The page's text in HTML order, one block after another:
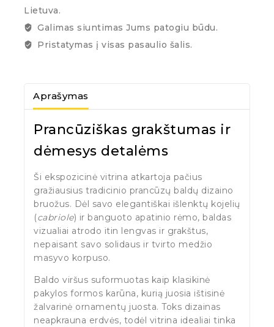
Lietuva.
Galimas siuntimas Jums patogiu būdu.
Pristatymas į visas pasaulio šalis.
Aprašymas
Prancūziškas grakštumas ir
dėmesys detalėms
Ši ekspozicinė vitrina atkartoja pačius
gražiausius tradicinio prancūzų baldų dizaino
bruožus. Dėl savo elegantiškai išlenktų kojelių
(cabriole) ir banguoto apatinio rėmo, baldas
vizualiai atrodo itin lengvas ir grakštus,
nepaisant savo solidaus ir tvirto medžio
masyvo korpuso.
Baldo viršus suformuotas kaip klasikinė
pakylos formos karūna, kurią juosia ištisinė
žalvarinė ornamentų juosta. Toks dizainas
neapkrauna erdvės, todėl vitrina idealiai tinka